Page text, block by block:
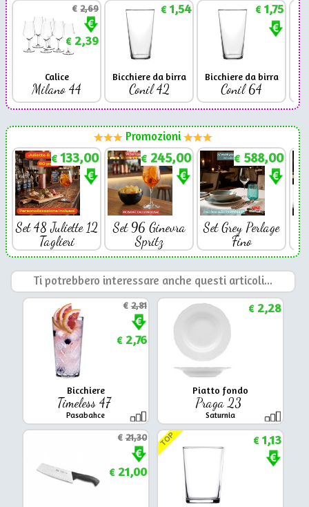
€2,69
€2,39
Calice
Milano 44
€1,54
Bicchiere da birra
Conil 42
€1,75
Bicchiere da birra
Conil 64
Promozioni
€ 133,00
Set 48 Juliette 12
Taglieri
€ 245,00
Set 96 Ginevra
Spritz
€ 588,00
Set Grey Perlage
Fino
Ti potrebbero interessare anche questi articoli...
Bicchiere
Timeless 47
Pasabahce
€2,81
€2,76
Piatto fondo
Praga 23
Saturnia
€2,28
€21,30
€21,00
TOP €1,13